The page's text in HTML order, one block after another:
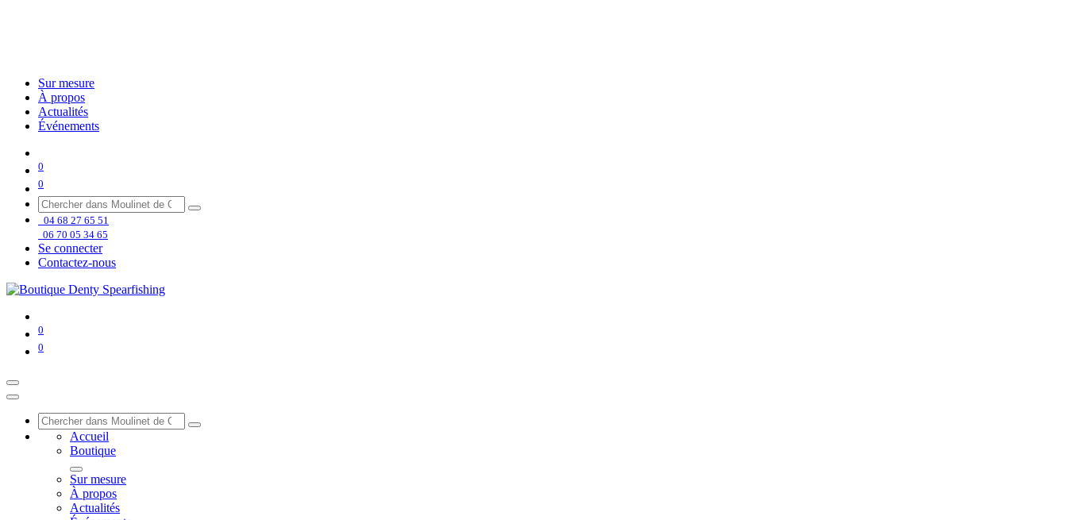
Sur mesure
À propos
Actualités
Événements
0
0
04 68 27 65 51
06 70 05 34 65
Se connecter
Contactez-nous
0
0
Accueil
Boutique
Sur mesure
À propos
Actualités